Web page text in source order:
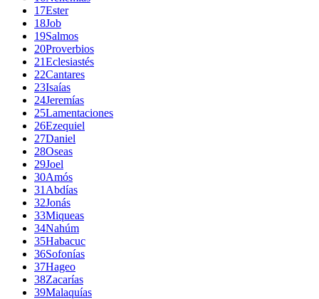
17Ester
18Job
19Salmos
20Proverbios
21Eclesiastés
22Cantares
23Isaías
24Jeremías
25Lamentaciones
26Ezequiel
27Daniel
28Oseas
29Joel
30Amós
31 Abdías
32Jonás
33Miqueas
34Nahúm
35Habacuc
36Sofonías
37Hageo
38Zacarías
39Malaquías